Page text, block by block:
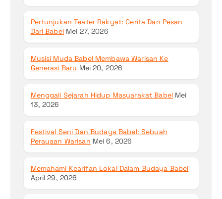
Pertunjukan Teater Rakyat: Cerita Dan Pesan
Dari Babel Mei 27, 2026
Musisi Muda Babel Membawa Warisan Ke
Generasi Baru Mei 20, 2026
Menggali Sejarah Hidup Masyarakat Babel Mei
13, 2026
Festival Seni Dan Budaya Babel: Sebuah
Perayaan Warisan Mei 6, 2026
Memahami Kearifan Lokal Dalam Budaya Babel
April 29, 2026